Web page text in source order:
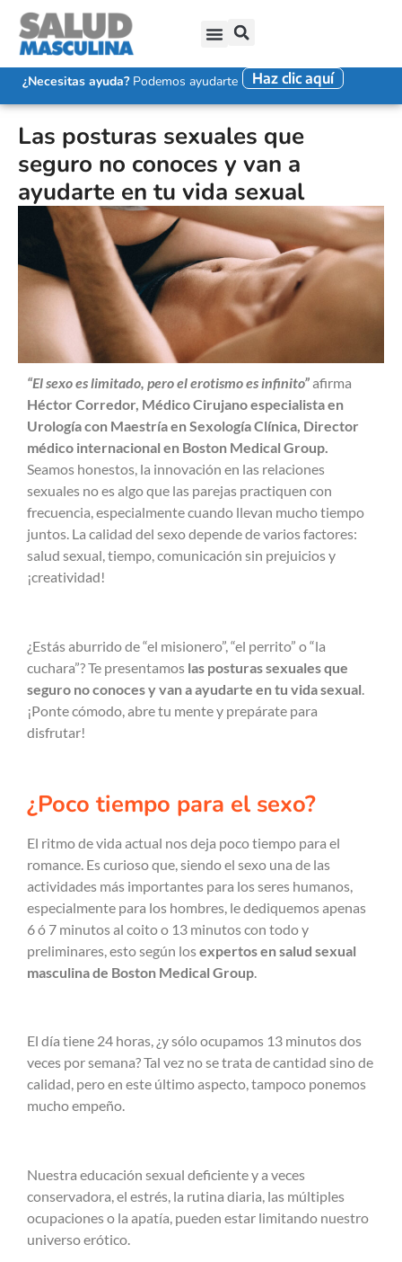
¿Necesitas ayuda?Podemos ayudarte Haz clic aquí
Las posturas sexuales que
seguro no conoces y van a
ayudarte en tu vida sexual
“El sexo es limitado, pero el erotismo es infinito”afirma
Héctor Corredor, Médico Cirujano especialista en
Urología con Maestría en Sexología Clínica, Director
médico internacional en Boston Medical Group.
Seamos honestos, la innovación en las relaciones
sexuales no es algo que las parejas practiquen con
frecuencia, especialmente cuando llevan mucho tiempo
juntos. La calidad del sexo depende de varios factores:
salud sexual, tiempo, comunicación sin prejuicios y
¡creatividad!
¿Estás aburrido de “el misionero”, “el perrito” o “la
cuchara”? Te presentamos las posturas sexuales que
seguro no conoces y van a ayudarte en tu vida sexual
¡Ponte cómodo, abre tu mente y prepárate para
disfrutar!
¿Poco tiempo para el sexo?
El ritmo de vida actual nos deja poco tiempo para el
romance. Es curioso que, siendo el sexo una de las
actividades más importantes para los seres humanos,
especialmente para los hombres, le dediquemos apenas
6 ó 7 minutos al coito o 13 minutos con todo y
preliminares, esto según losexpertos en salud sexual
masculina de Boston Medical Group
El día tiene 24 horas, ¿y sólo ocupamos 13 minutos dos
veces por semana? Tal vez no se trata de cantidad sino de
calidad, pero en este último aspecto, tampoco ponemos
mucho empeño.
Nuestra educación sexual deficiente y a veces
conservadora, el estrés, la rutina diaria, las múltiples
ocupaciones o la apatía, pueden estar limitando nuestro
universo erótico.